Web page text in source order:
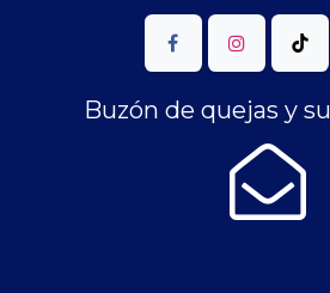
Buzón de quejas y